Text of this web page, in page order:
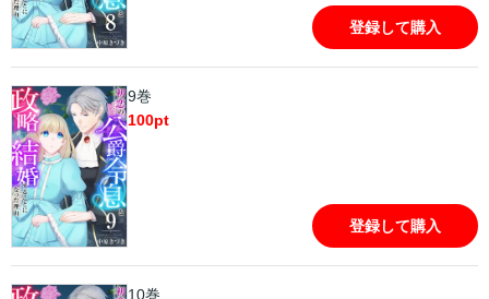
登録して購入
9巻
100pt
登録して購入
10巻